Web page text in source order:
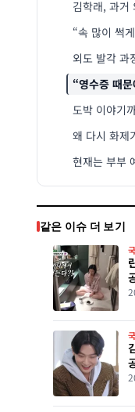
김학래, 과거
“속 많이 썩
외도 발각 과
“영수증 때
도박 이야기
왜 다시 화제
현재는 부부
같은 이슈 더 보기